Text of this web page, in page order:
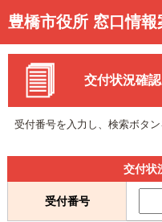
豊橋市役所 窓口情報
トップページ
事前予約
予約状況確認
待ち状況確認
交付状況確認
受付番号を入力し、検索ボタン
交付状
受付番号